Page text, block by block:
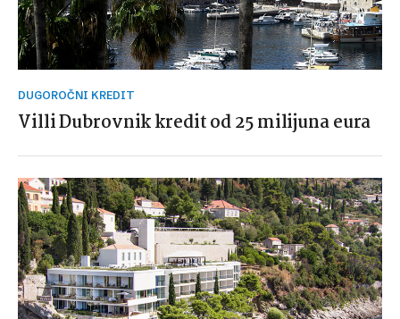
DUGOROČNI KREDIT
Villi Dubrovnik kredit od 25 milijuna eura